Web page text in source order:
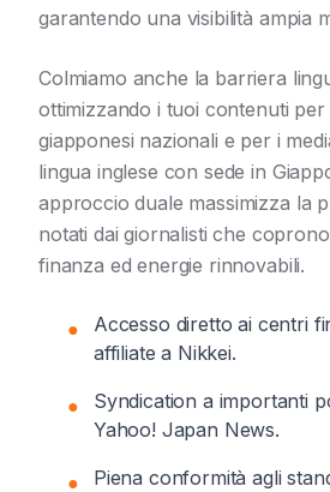
garantendo una visibilità ampia
Colmiamo anche la barriera
ottimizzando i tuoi contenuti
giapponesi nazionali e per i
lingua inglese con sede in
approccio duale massimizza la
notati dai giornalisti che
finanza ed energie rinnovabili.
●
Accesso diretto ai centri
affiliate a Nikkei.
●
Syndication a importanti
Yahoo! Japan News.
●
Piena conformità agli